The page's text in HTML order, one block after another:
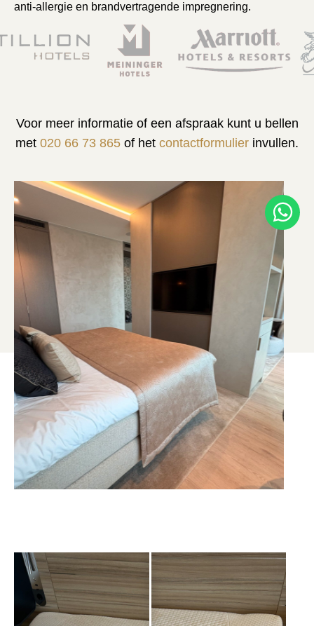
anti-allergie en brandvertragende impregnering.
Voor meer informatie of een afspraak kunt u bellen
met 020 66 73 865 of het contactformulier invullen.